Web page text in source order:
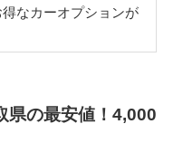
なカーオプションが
県の最安値！4,000